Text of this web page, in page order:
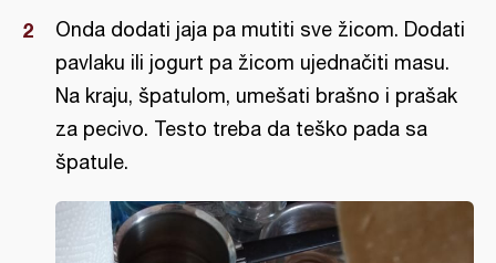
Onda dodati jaja pa mutiti sve žicom. Dodati
pavlaku ili jogurt pa žicom ujednačiti masu.
Na kraju, špatulom, umešati brašno i prašak
za pecivo. Testo treba da teško pada sa
špatule.